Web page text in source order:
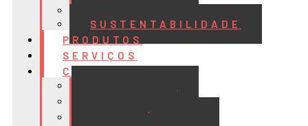
SUSTENTABILIDADE
PRODUTOS
SERVIÇOS
CASES
FRIGORÍFICOS